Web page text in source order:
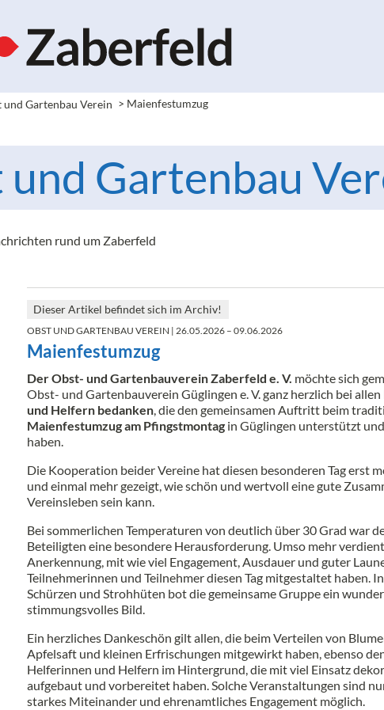
und Gartenbau Verein > Maienfestumzug
und Gartenbau
rund um Zaberfeld
Dieser Artikel befindet sich im Archiv!
OBST UND GARTENBAU VEREIN | 26.05.2026 – 09.06.2026
Maienfestumzug
Der Obst- und Gartenbauverein Zaberfeld e. V. möchte sich
Obst- und Gartenbauverein Güglingen e. V. ganz herzlich bei allen
und Helfern bedanken, die den gemeinsamen Auftritt beim
Maienfestumzug am Pfingstmontagin Güglingen unterstützt
haben.
Die Kooperation beider Vereine hat diesen besonderen Tag erst
und einmal mehr gezeigt, wie schön und wertvoll eine gute
Vereinsleben sein kann.
Bei sommerlichen Temperaturen von deutlich über 30 Grad war
Beteiligten eine besondere Herausforderung. Umso mehr
Anerkennung, mit wie viel Engagement, Ausdauer und guter
Teilnehmerinnen und Teilnehmer diesen Tag mitgestaltet haben.
Schürzen und Strohhüten bot die gemeinsame Gruppe ein
stimmungsvolles Bild.
Ein herzliches Dankeschön gilt allen, die beim Verteilen von
Apfelsaft und kleinen Erfrischungen mitgewirkt haben, ebenso
Helferinnen und Helfern im Hintergrund, die mit viel Einsatz
aufgebaut und vorbereitet haben. Solche Veranstaltungen sind
starkes Miteinander und ehrenamtliches Engagement möglich.